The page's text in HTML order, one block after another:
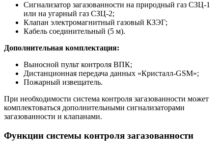
Сигнализатор загазованности на природный газ СЗЦ-1
или на угарный газ СЗЦ-2;
Клапан электромагнитный газовый КЗЭГ;
Кабель соединительный (5 м).
Дополнительная комплектация:
Выносной пульт контроля ВПК;
Дистанционная передача данных «Кристалл-GSM»;
Пожарный извещатель.
При необходимости система контроля загазованности может
комплектоваться дополнительными сигнализаторами
загазованности и клапанами.
Функции системы контроля загазованности